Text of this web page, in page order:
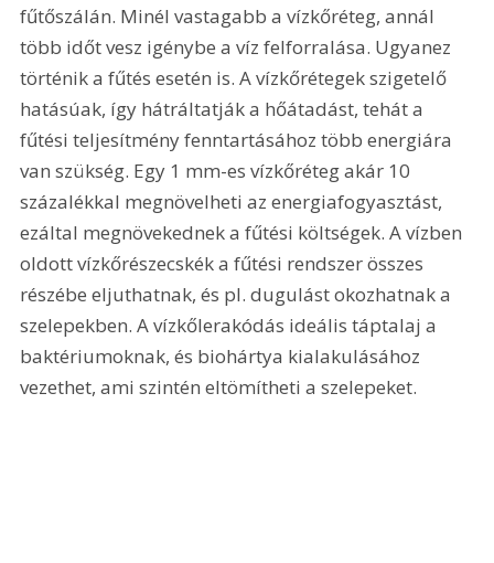
fűtőszálán. Minél vastagabb a vízkőréteg, annál
több időt vesz igénybe a víz felforralása. Ugyanez
történik a fűtés esetén is. A vízkőrétegek szigetelő
hatásúak, így hátráltatják a hőátadást, tehát a
fűtési teljesítmény fenntartásához több energiára
van szükség. Egy 1 mm-es vízkőréteg akár 10
százalékkal megnövelheti az energiafogyasztást,
ezáltal megnövekednek a fűtési költségek. A vízben
oldott vízkőrészecskék a fűtési rendszer összes
részébe eljuthatnak, és pl. dugulást okozhatnak a
szelepekben. A vízkőlerakódás ideális táptalaj a
baktériumoknak, és biohártya kialakulásához
vezethet, ami szintén eltömítheti a szelepeket.